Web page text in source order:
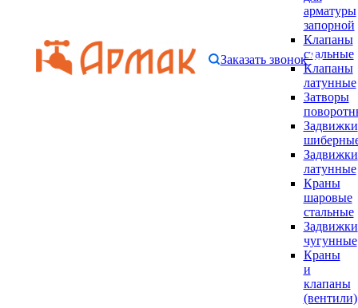
арматуры
запорной
Клапаны
стальные
Клапаны
латунные
Затворы
Задвижки
Задвижки
латунные
Краны
шаровые
стальные
Задвижки
чугунные
Краны
и
клапаны
(вентили)
Заказать звонок